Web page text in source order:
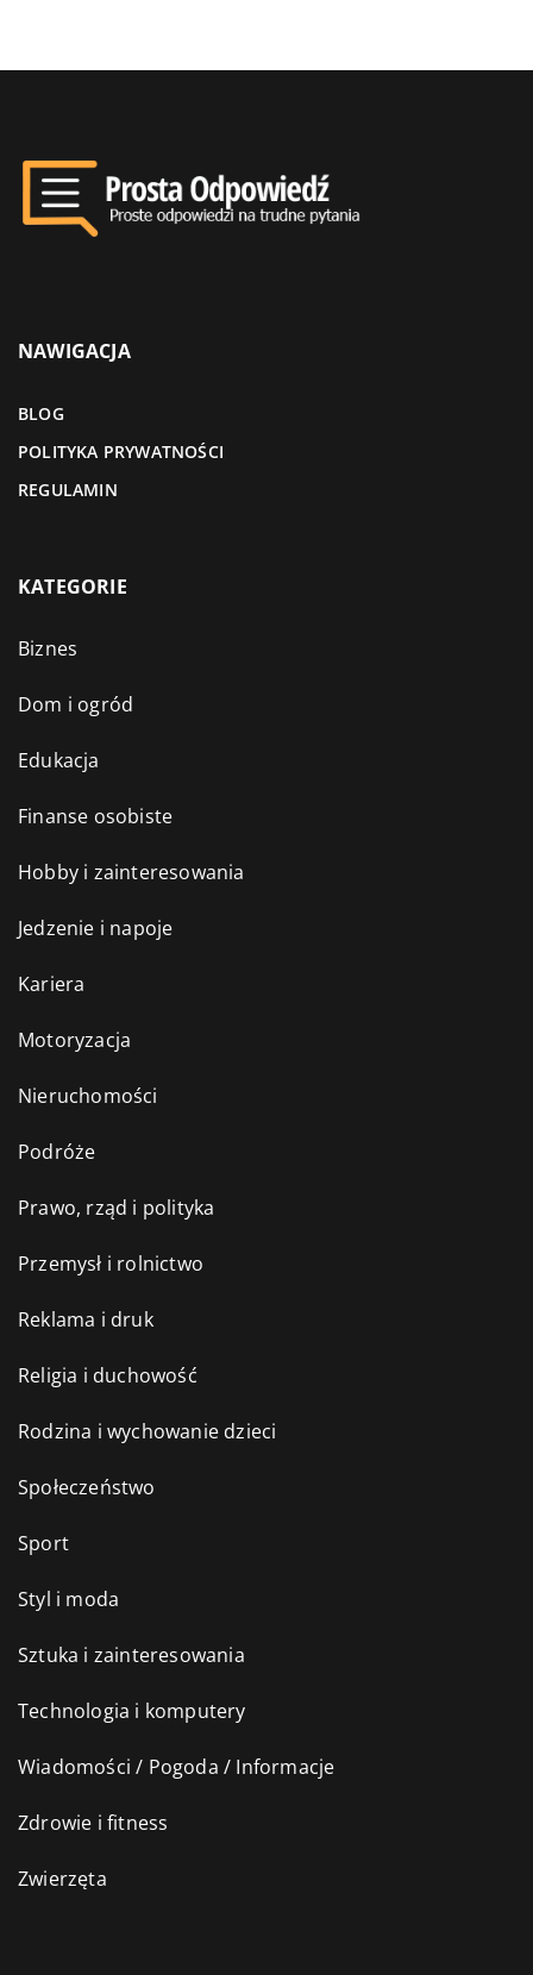
NAWIGACJA
BLOG
POLITYKA PRYWATNOŚCI
REGULAMIN
KATEGORIE
Biznes
Dom i ogród
Edukacja
Finanse osobiste
Hobby i zainteresowania
Jedzenie i napoje
Kariera
Motoryzacja
Nieruchomości
Podróże
Prawo, rząd i polityka
Przemysł i rolnictwo
Reklama i druk
Religia i duchowość
Rodzina i wychowanie dzieci
Społeczeństwo
Sport
Styl i moda
Sztuka i zainteresowania
Technologia i komputery
Wiadomości / Pogoda / Informacje
Zdrowie i fitness
Zwierzęta